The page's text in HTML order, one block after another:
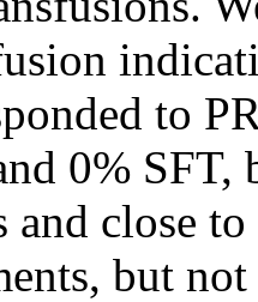
to
0% SFT,
and close
but